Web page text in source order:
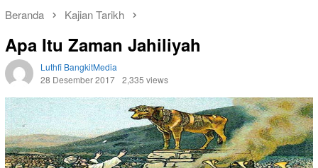
Beranda Kajian Tarikh
Apa Itu Zaman Jahiliyah
Luthfi BangkitMedia
28 Desember 2017 2,335 views